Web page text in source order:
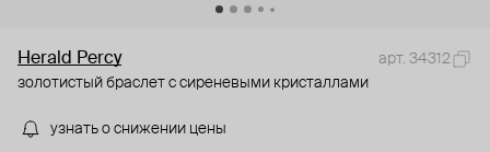
Herald Percy
арт. 34312
золотистый браслет с сиреневыми кристаллами
узнать о снижении цены